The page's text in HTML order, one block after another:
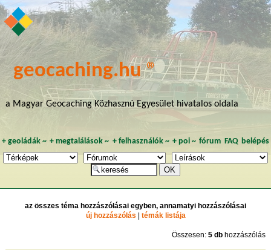
geocaching.hu ®
a Magyar Geocaching Közhasznú Egyesület hivatalos oldala
+ geoládák~ +megtalálások ~ + felhasználók~ + poi~ fórum FAQ belépés
az összes téma hozzászólásai egyben, annamatyi hozzászólásai
új hozzászólás
témák listája
Összesen:5 db hozzászólás